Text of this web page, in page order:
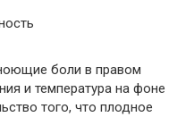
боли в правом
и температура на фоне
того, что плодное